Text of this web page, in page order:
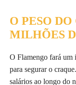
O PESO
MILHÕES
O Flamengo fará um
para segurar o
salários ao longo do